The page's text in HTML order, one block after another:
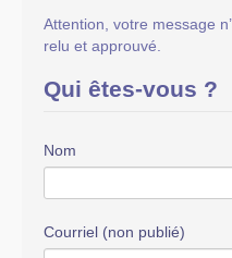
Attention, votre message
relu et approuvé.
Qui êtes-vous ?
Nom
Courriel (non publié)